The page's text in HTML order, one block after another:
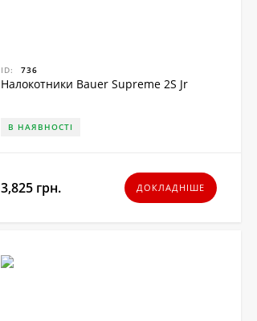
ID: 736
Налокотники Bauer Supreme 2S Jr
В НАЯВНОСТІ
3,825 грн. ДОКЛАДНІШЕ